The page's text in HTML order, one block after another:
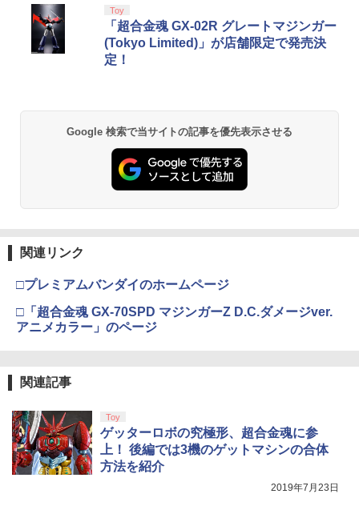
日本語専用 Console Language: Japan
ese only (CFI-2200B01)
Beast of Reincarnation -PS5 【特典】
プロダクトコード 封入
￥7,286
￥11,849
5
【純正品】DualSense ワイヤレスコン
トローラー(CFI-ZCT2J)
ラー + USB-C® ケーブル
2
Xbox プリペイドカード 5,000円 デジタ
ルコード 【旧 Xbox ギフトカード】 [オ
ンラインコード]
￥5,000
4
【純正品】Xbox 充電式バッテリー + US
5
【純正品】Xbox ワイヤレス コントロー
ラー (カーボンブラック)
第三章 蛇神 (Amazon.co.jp限定オリジ
ナル三方背収納ケース付きコレクション)
(オリジナル特典:オリジナル巾着＋メー
劇場版「鬼滅の刃」無限城編 第一章 猗
窩座再来 通常版 [Blu-ray]
劇場版「鬼滅の刃」無限城編 第一章 猗
窩座再来 通常版 [DVD]
￥3,523
￥8,698
Toy
「超合金魂 GX-02R グレートマジンガー
(Tokyo Limited)」が店舗限定で発売決
定！
Google 検索で当サイトの記事を優先表示させる
関連リンク
□プレミアムバンダイのホームページ
□「超合金魂 GX-70SPD マジンガーZ D.C.ダメージver.
アニメカラー」のページ
関連記事
Toy
ゲッターロボの究極形、超合金魂に参
上！ 後編では3機のゲットマシンの合体
方法を紹介
2019年7月23日